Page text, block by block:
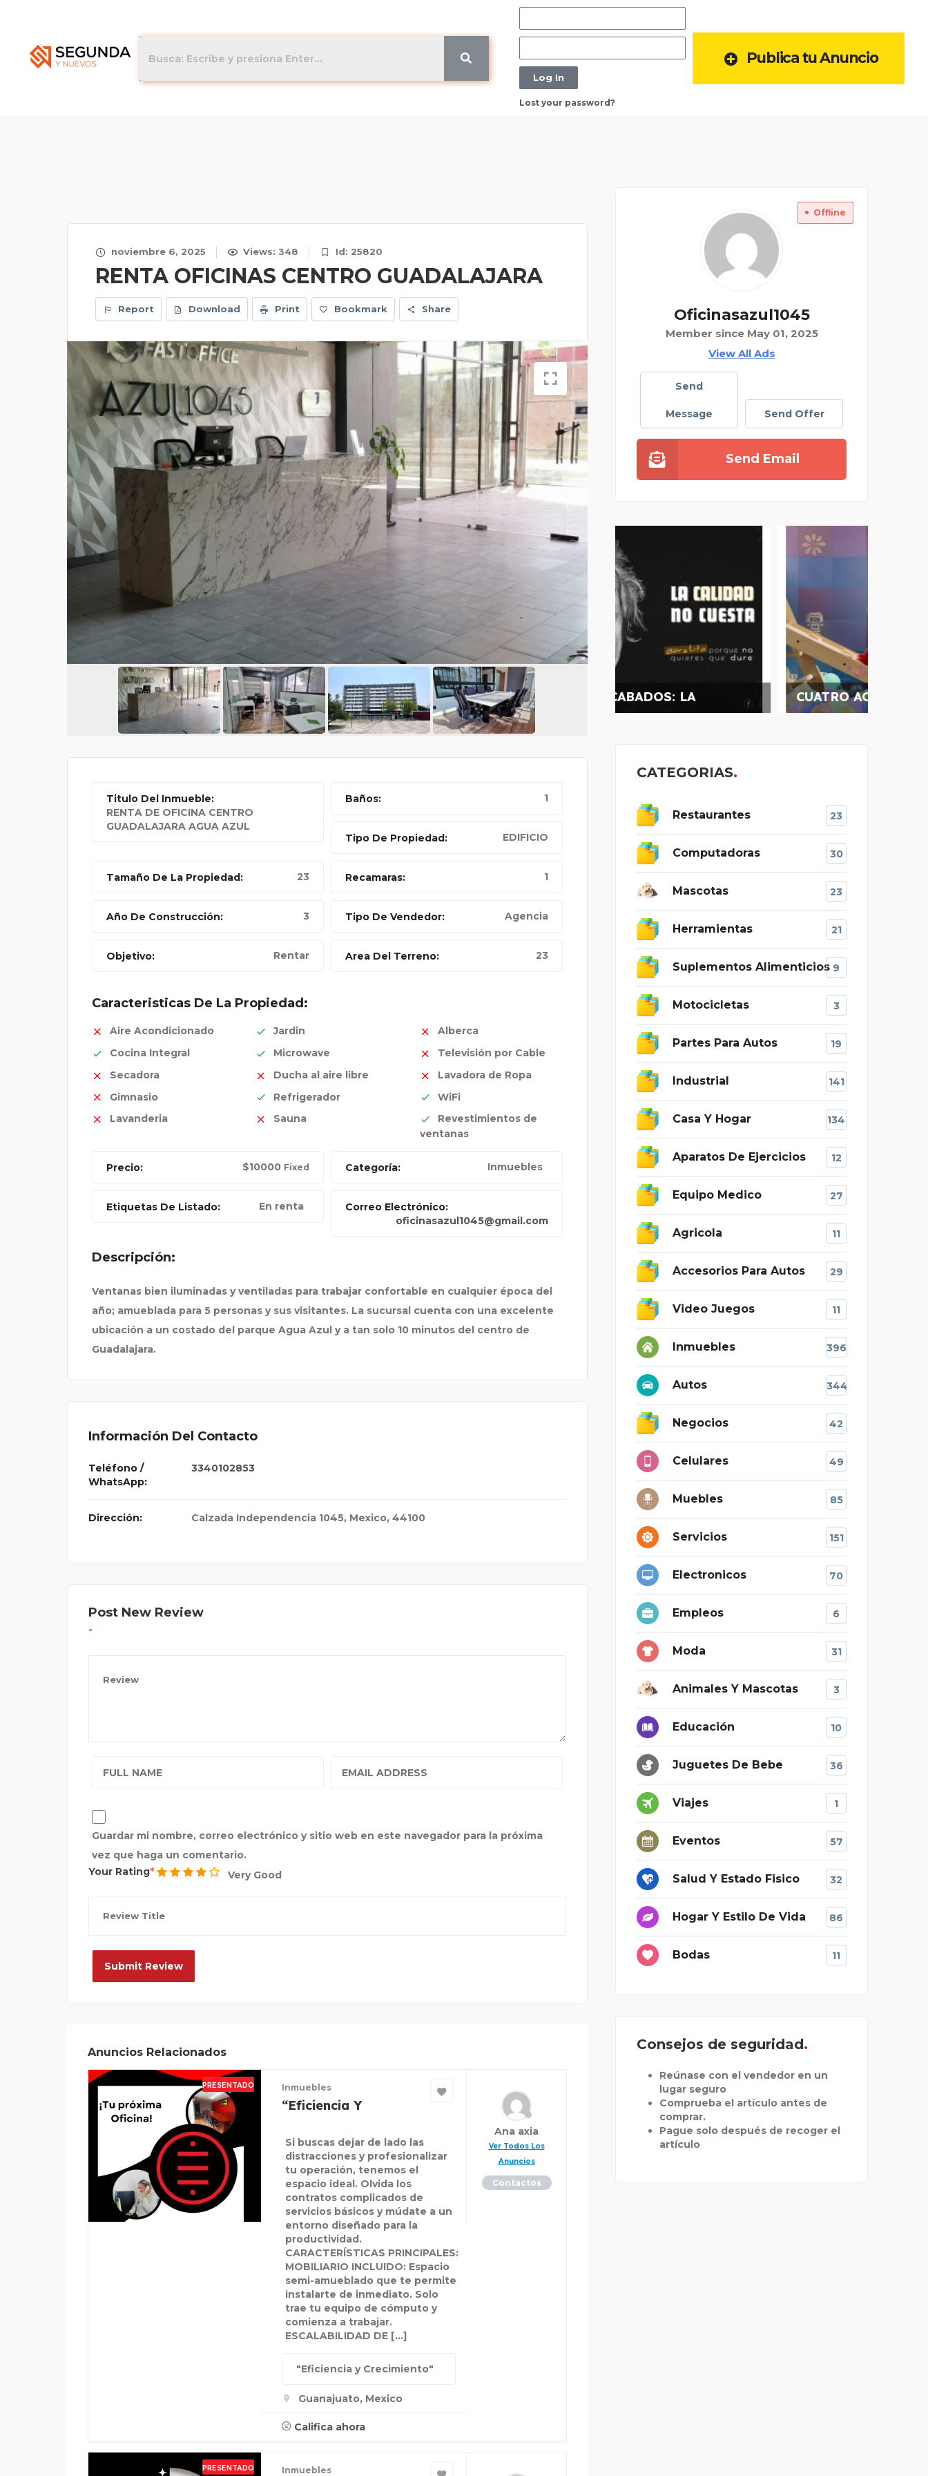
Log In
Lost your password?
Publica tu Anuncio
noviembre 6, 2025 Views: 348 Id: 25820
RENTA OFICINAS CENTRO GUADALAJARA
Report Download Print Bookmark Share
Titulo Del Inmueble:
RENTA DE OFICINA CENTRO
GUADALAJARA AGUA AZUL
Baños: 1
Tipo De Propiedad: EDIFICIO
Tamaño De La Propiedad: 23 Recamaras: 1
Año De Construcción: 3 Tipo De Vendedor: Agencia
Objetivo: Rentar Area Del Terreno: 23
Caracteristicas De La Propiedad:
Aire Acondicionado Jardin
Alberca
Cocina Integral
Microwave
Televisión por Cable
Secadora
Ducha al aire libre
Lavadora de Ropa
Gimnasio
Refrigerador
WiFi
Lavanderia
Sauna
Revestimientos de
ventanas
Precio: $10000 Fixed Categoría: Inmuebles
Etiquetas De Listado: En renta
Correo Electrónico:
oficinasazul1045@gmail.com
Descripción:
Ventanas bien iluminadas y ventiladas para trabajar confortable en cualquier época del
año; amueblada para 5 personas y sus visitantes. La sucursal cuenta con una excelente
ubicación a un costado del parque Agua Azul y a tan solo 10 minutos del centro de
Guadalajara.
Información Del Contacto
Teléfono /
WhatsApp:
3340102853
Dirección: Calzada Independencia 1045, Mexico, 44100
Post New Review
Guardar mi nombre, correo electrónico y sitio web en este navegador para la próxima
vez que haga un comentario.
Your Rating
Very Good
Anuncios Relacionados
PRESENTADO Inmuebles
“Eficiencia Y
Si buscas dejar de lado las
distracciones y profesionalizar
tu operación, tenemos el
espacio ideal. Olvida los
contratos complicados de
servicios básicos y múdate a un
entorno diseñado para la
productividad.
CARACTERÍSTICAS PRINCIPALES:
MOBILIARIO INCLUIDO: Espacio
semi-amueblado que te permite
instalarte de inmediato. Solo
trae tu equipo de cómputo y
comienza a trabajar.
ESCALABILIDAD DE […]
"Eficiencia y Crecimiento"
Guanajuato, Mexico
Califica ahora
Ana axia
Ver Todos Los
Anuncios
Contactos
PRESENTADO Inmuebles
Offline
Oficinasazul1045
Member since May 01, 2025
View All Ads
Send
Message Send Offer
Send Email
PRESENTADO
ASESORÍAS GRATIS EN CUATRO ACABADOS: LA CUATRO ACABADOS, FEL
CATEGORIAS
Restaurantes 23
Computadoras 30
Mascotas 23
Herramientas 21
Suplementos Alimenticios 9
Motocicletas 3
Partes Para Autos 19
Industrial 141
Casa Y Hogar 134
Aparatos De Ejercicios 12
Equipo Medico 27
Agricola 11
Accesorios Para Autos 29
Video Juegos 11
Inmuebles 396
Autos 344
Negocios 42
Celulares 49
Muebles 85
Servicios 151
Electronicos 70
Empleos 6
Moda 31
Animales Y Mascotas 3
Educación 10
Juguetes De Bebe 36
Viajes 1
Eventos 57
Salud Y Estado Fisico 32
Hogar Y Estilo De Vida 86
Bodas 11
Consejos de seguridad
Reúnase con el vendedor en un
lugar seguro
Comprueba el artículo antes de
comprar.
Pague solo después de recoger el
artículo